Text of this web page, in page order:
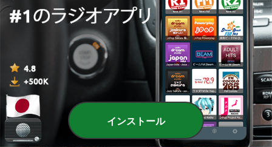
Quem Ama Não Esquece Ukraine: The Latest
インストール